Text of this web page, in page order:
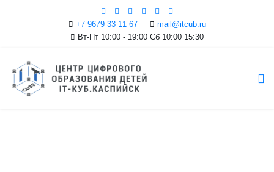
+7 9679 33 11 67
mail@itcub.ru
Вт-Пт 10:00 - 19:00 Сб 10:00 15:30